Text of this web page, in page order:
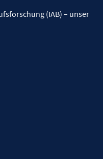
(IAB) – unser